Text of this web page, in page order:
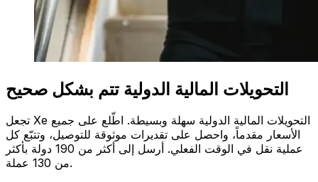
التحويلات المالية الدولية تتم بشكل صحيح
تجعل Xe التحويلات المالية الدولية سهلة وبسيطة. اطّلع على جميع
الأسعار مقدماً، واحصل على تقديرات موثوقة للتوصيل، وتتبّع كل
عملية نقل في الوقت الفعلي. أرسل إلى أكثر من 190 دولة بأكثر
من 130 عملة.